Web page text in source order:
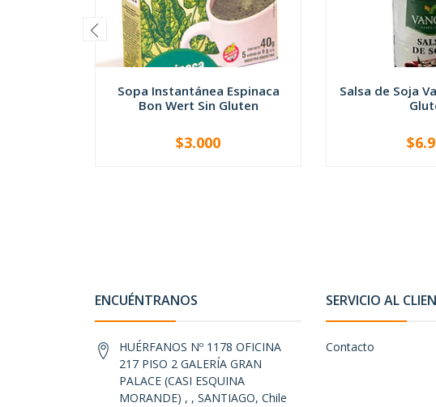
Sopa Instantánea Espinaca
Bon Wert Sin Gluten
+
$3.000
Salsa de Soja
ENCUÉNTRANOS
HUÉRFANOS Nº 1178 OFICINA
217 PISO 2 GALERÍA GRAN
PALACE (CASI ESQUINA
MORANDE) , , SANTIAGO, Chile
SERVICIO AL
Contacto